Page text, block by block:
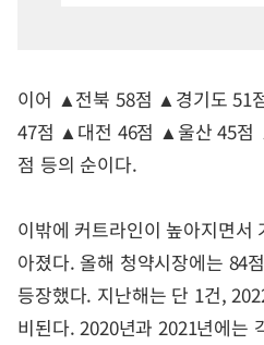
이어 ▲전북 58점 ▲경기도 51
47점 ▲대전 46점 ▲울산 45점
점 등의 순이다.
이밖에 커트라인이 높아지면서
아졌다. 올해 청약시장에는 84
등장했다. 지난해는 단 1건,
비된다. 2020년과 2021년에는